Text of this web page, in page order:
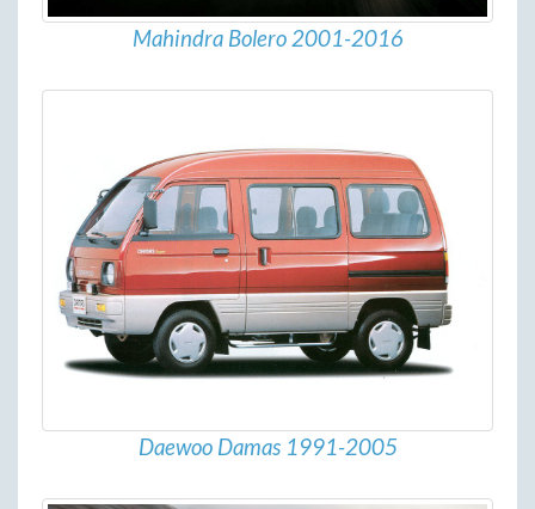
Mahindra Bolero 2001-2016
Daewoo Damas 1991-2005